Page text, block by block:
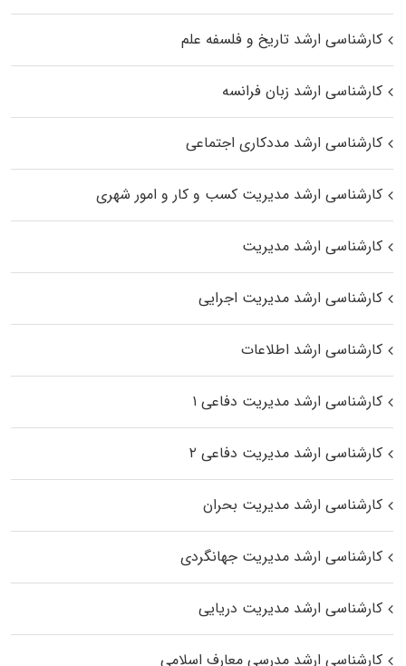
کارشناسی ارشد تاریخ و فلسفه علم
کارشناسی ارشد زبان فرانسه
کارشناسی ارشد مددکاری اجتماعی
کارشناسی ارشد مدیریت کسب و کار و امور شهری
کارشناسی ارشد مدیریت
کارشناسی ارشد مدیریت اجرایی
کارشناسی ارشد اطلاعات
کارشناسی ارشد مدیریت دفاعی ۱
کارشناسی ارشد مدیریت دفاعی ۲
کارشناسی ارشد مدیریت بحران
کارشناسی ارشد مدیریت جهانگردی
کارشناسی ارشد مدیریت دریایی
کارشناسی ارشد مدرسی معارف اسلامی